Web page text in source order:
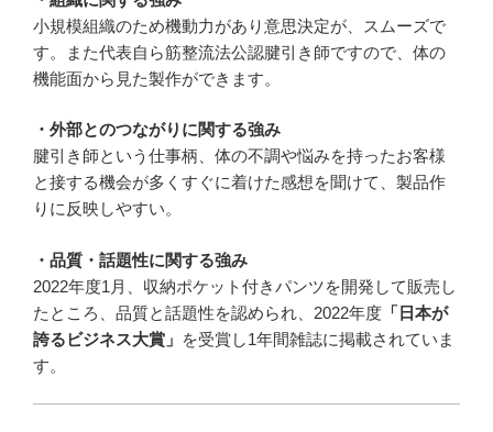
小規模組織のため機動力があり意思決定が、スムーズで
す。また代表自ら筋整流法公認腱引き師ですので、体の
機能面から見た製作ができます。
・外部とのつながりに関する強み
腱引き師という仕事柄、体の不調や悩みを持ったお客様
と接する機会が多くすぐに着けた感想を聞けて、製品作
りに反映しやすい。
・品質・話題性に関する強み
2022年度1月、収納ポケット付きパンツを開発して販売し
たところ、品質と話題性を認められ、2022年度 「日本が
誇るビジネス大賞」 を受賞し1年間雑誌に掲載されていま
す。